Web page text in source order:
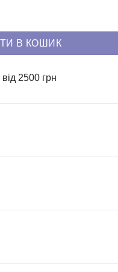
В КОШИК
2500 грн